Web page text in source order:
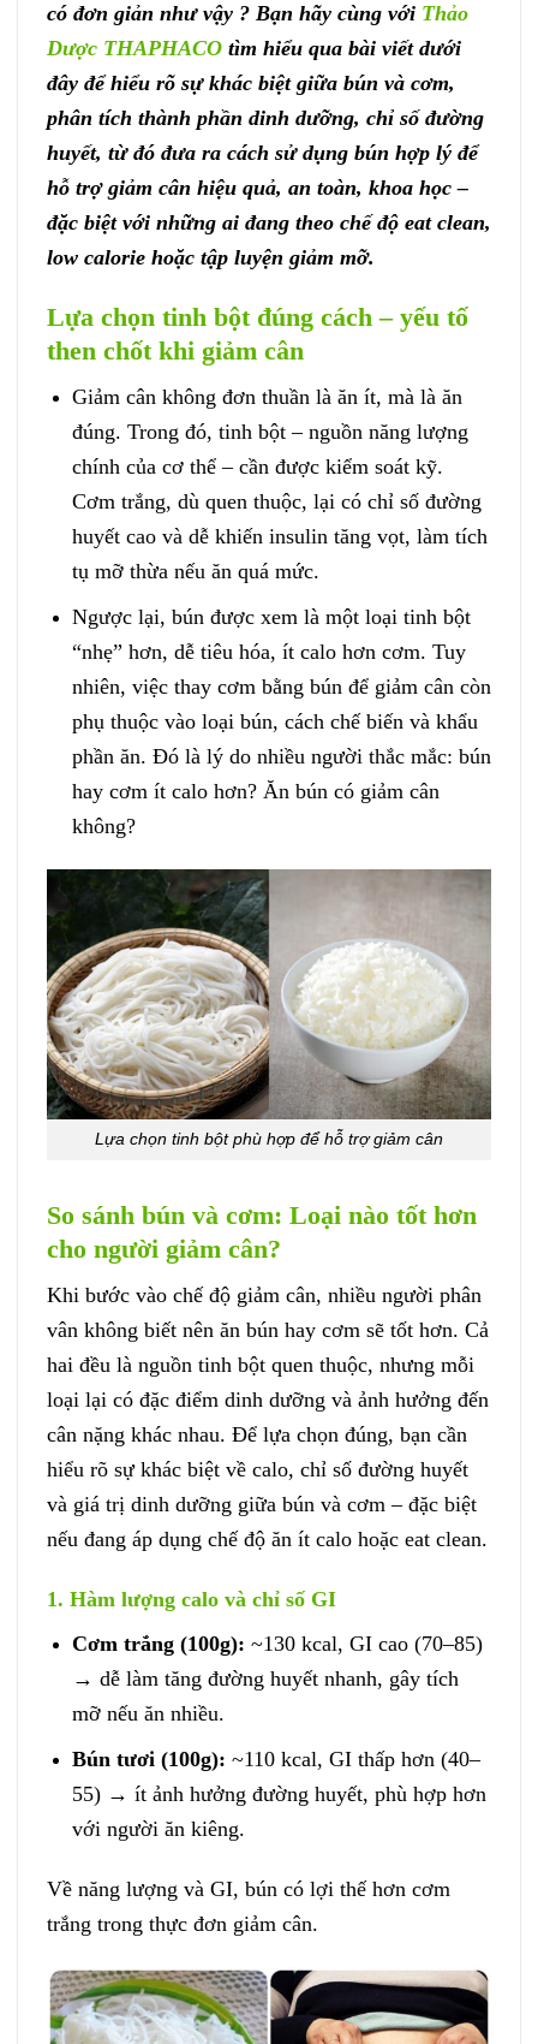
có đơn giản như vậy ? Bạn hãy cùng với Thảo
Dược THAPHACO tìm hiểu qua bài viết dưới
đây để hiểu rõ sự khác biệt giữa bún và cơm,
phân tích thành phần dinh dưỡng, chỉ số đường
huyết, từ đó đưa ra cách sử dụng bún hợp lý để
hỗ trợ giảm cân hiệu quả, an toàn, khoa học –
đặc biệt với những ai đang theo chế độ eat clean,
low calorie hoặc tập luyện giảm mỡ.
Lựa chọn tinh bột đúng cách – yếu tố
then chốt khi giảm cân
Giảm cân không đơn thuần là ăn ít, mà là ăn
đúng. Trong đó, tinh bột – nguồn năng lượng
chính của cơ thể – cần được kiểm soát kỹ.
Cơm trắng, dù quen thuộc, lại có chỉ số đường
huyết cao và dễ khiến insulin tăng vọt, làm tích
tụ mỡ thừa nếu ăn quá mức.
Ngược lại, bún được xem là một loại tinh bột
“nhẹ” hơn, dễ tiêu hóa, ít calo hơn cơm. Tuy
nhiên, việc thay cơm bằng bún để giảm cân còn
phụ thuộc vào loại bún, cách chế biến và khẩu
phần ăn. Đó là lý do nhiều người thắc mắc: bún
hay cơm ít calo hơn? Ăn bún có giảm cân
không?
Lựa chọn tinh bột phù hợp để hỗ trợ giảm cân
So sánh bún và cơm: Loại nào tốt hơn
cho người giảm cân?
Khi bước vào chế độ giảm cân, nhiều người phân
vân không biết nên ăn bún hay cơm sẽ tốt hơn. Cả
hai đều là nguồn tinh bột quen thuộc, nhưng mỗi
loại lại có đặc điểm dinh dưỡng và ảnh hưởng đến
cân nặng khác nhau. Để lựa chọn đúng, bạn cần
hiểu rõ sự khác biệt về calo, chỉ số đường huyết
và giá trị dinh dưỡng giữa bún và cơm – đặc biệt
nếu đang áp dụng chế độ ăn ít calo hoặc eat clean.
1. Hàm lượng calo và chỉ số GI
Cơm trắng (100g): ~130 kcal, GI cao (70–85)
→ dễ làm tăng đường huyết nhanh, gây tích
mỡ nếu ăn nhiều.
Bún tươi (100g): ~110 kcal, GI thấp hơn (40–
55) → ít ảnh hưởng đường huyết, phù hợp hơn
với người ăn kiêng.
Về năng lượng và GI, bún có lợi thế hơn cơm
trắng trong thực đơn giảm cân.